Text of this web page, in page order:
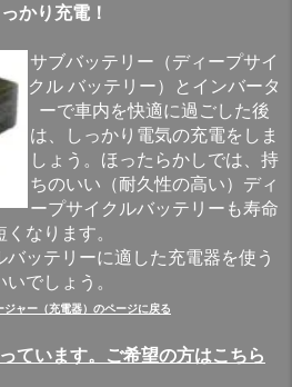
かり充電！
サブバッテリー（ディープサイ
クル バッテリー）とインバータ
ーで車内を快適に過ごした後
は、しっかり電気の充電をしま
しょう。ほったらかしでは、持
ちのいい（耐久性の高い）ディ
ープサイクルバッテリーも寿命
くなります。
ッテリーに適した充電器を使う
いでしょう。
ジャー（充電器）のページに戻る
ています。ご希望の方はこちら